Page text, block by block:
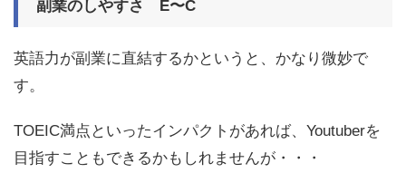
副業のしやすさ E〜C
英語力が副業に直結するかというと、かなり微妙で
す。
TOEIC満点といったインパクトがあれば、Youtuberを
目指すこともできるかもしれませんが・・・